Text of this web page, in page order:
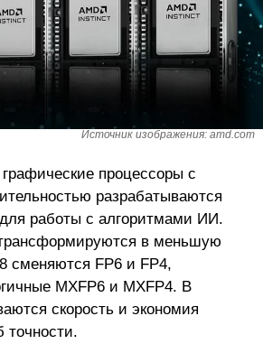
Источник изображения: amd.com
процессоры с
разрабатываются
работы с алгоритмами ИИ.
в меньшую
сменяются FP6 и FP4,
MXFP6 и MXFP4. В
скорость и экономия